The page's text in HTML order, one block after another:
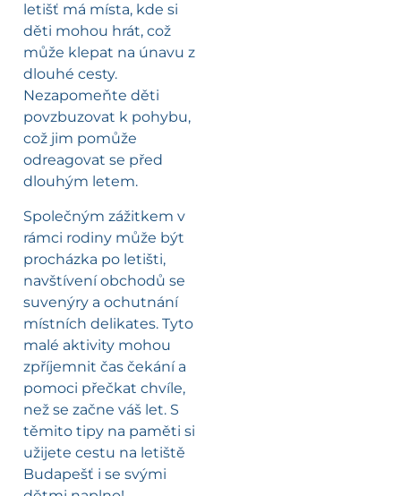
letišť má místa, kde si
děti mohou hrát, což
může klepat na únavu z
dlouhé cesty.
Nezapomeňte děti
povzbuzovat k pohybu,
což jim pomůže
odreagovat se před
dlouhým letem.
Společným zážitkem v
rámci rodiny může být
procházka po letišti,
navštívení obchodů se
suvenýry a ochutnání
místních delikates. Tyto
malé aktivity mohou
zpříjemnit čas čekání a
pomoci přečkat chvíle,
než se začne váš let. S
těmito tipy na paměti si
užijete cestu na letiště
Budapešť i se svými